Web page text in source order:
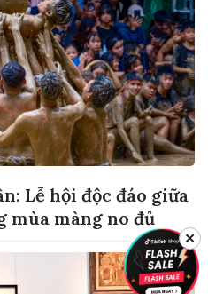
Lễ hội độc đáo giữa
mùa màng no đủ
✕